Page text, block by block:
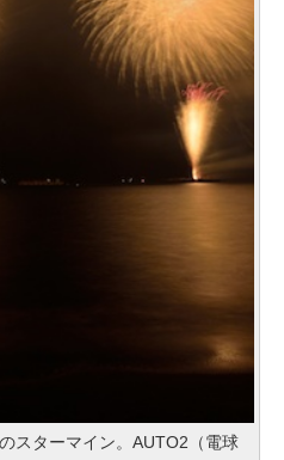
スターマイン。AUTO2（電球